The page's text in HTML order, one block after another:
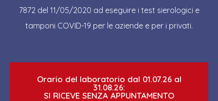
7872 del 11/05/2020 ad eseguire i test sierologici e
tamponi COVID-19 per le aziende e per i privati.
Orario del laboratorio dal 01.07.26 al
31.08.26:
SI RICEVE SENZA APPUNTAMENTO